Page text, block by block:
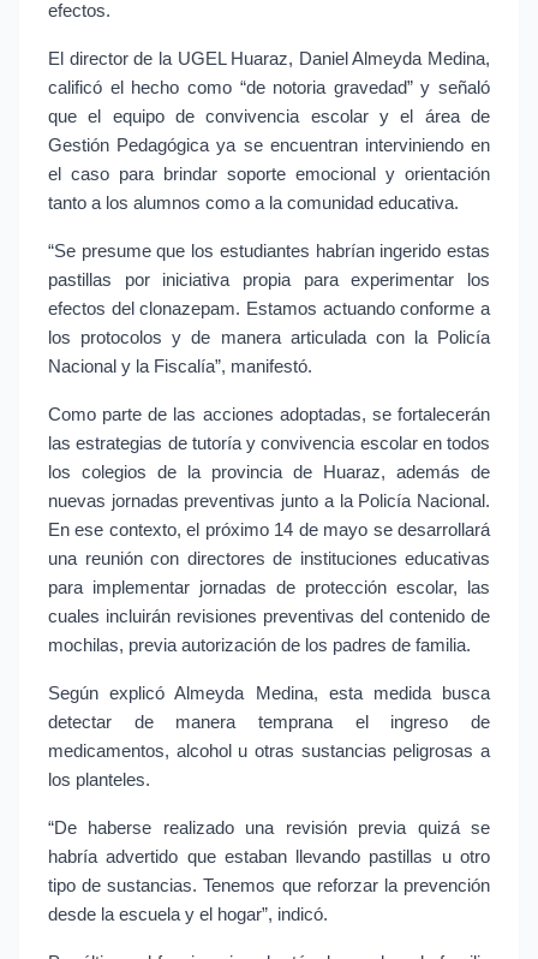
efectos.
El director de la UGEL Huaraz, Daniel Almeyda Medina,
calificó el hecho como “de notoria gravedad” y señaló
que el equipo de convivencia escolar y el área de
Gestión Pedagógica ya se encuentran interviniendo en
el caso para brindar soporte emocional y orientación
tanto a los alumnos como a la comunidad educativa.
“Se presume que los estudiantes habrían ingerido estas
pastillas por iniciativa propia para experimentar los
efectos del clonazepam. Estamos actuando conforme a
los protocolos y de manera articulada con la Policía
Nacional y la Fiscalía”, manifestó.
Como parte de las acciones adoptadas, se fortalecerán
las estrategias de tutoría y convivencia escolar en todos
los colegios de la provincia de Huaraz, además de
nuevas jornadas preventivas junto a la Policía Nacional.
En ese contexto, el próximo 14 de mayo se desarrollará
una reunión con directores de instituciones educativas
para implementar jornadas de protección escolar, las
cuales incluirán revisiones preventivas del contenido de
mochilas, previa autorización de los padres de familia.
Según explicó Almeyda Medina, esta medida busca
detectar de manera temprana el ingreso de
medicamentos, alcohol u otras sustancias peligrosas a
los planteles.
“De haberse realizado una revisión previa quizá se
habría advertido que estaban llevando pastillas u otro
tipo de sustancias. Tenemos que reforzar la prevención
desde la escuela y el hogar”, indicó.